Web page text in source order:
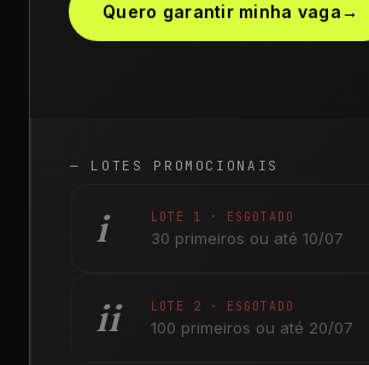
Quero garantir minha vaga→
— LOTES PROMOCIONAIS
i LOTE 1 · ESGOTADO
30 primeiros ou até 10/07
ii LOTE 2 · ESGOTADO
100 primeiros ou até 20/07